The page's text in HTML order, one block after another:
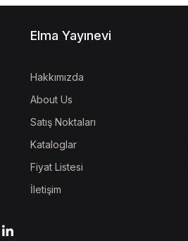
Elma Yayınevi
Hakkımızda
About Us
Satış Noktaları
Kataloglar
Fiyat Listesi
İletişim